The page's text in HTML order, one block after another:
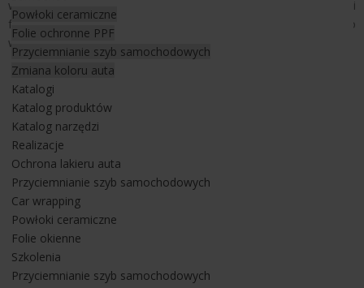
Powłoki ceramiczne
Folie ochronne PPF
Przyciemnianie szyb samochodowych
Zmiana koloru auta
Katalogi
Katalog produktów
Katalog narzędzi
Realizacje
Ochrona lakieru auta
Przyciemnianie szyb samochodowych
Car wrapping
Powłoki ceramiczne
Folie okienne
Szkolenia
Przyciemnianie szyb samochodowych
w celu kompleksowego
bezbarwnymi
foliami ochronnymi od
. GTC w czerni z bardzo
wymagającym lakierem wersji uni zawsze stanowi wyzwanie.
Lakier mercedesa został w całości zabezpieczony bezbarwną
folią ochronną PPF w wersji Platinum
Folia PPF posiada właściwości samoregeneracji, dzięki czemu
rysy powstałe na jej powierzchni zabliźniają się pod wpływem
Dodatkowo oferowana przez nas folia ochronna
właściwości hydrofobowe, dzięki czemu folię można
zdecydowanie łatwiej utrzymać w czystości niż lakier auta. W
Mercedesie zabezpieczyliśmy folią również elementy w jego
wnętrzu. Cały montaż folii trwał 3 dni robocze. Został